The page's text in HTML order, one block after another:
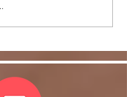
避けるに